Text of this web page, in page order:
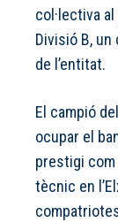
col·lectiva
Divisió B, un
de l’entitat.
El campió
ocupar el
prestigi com
tècnic en